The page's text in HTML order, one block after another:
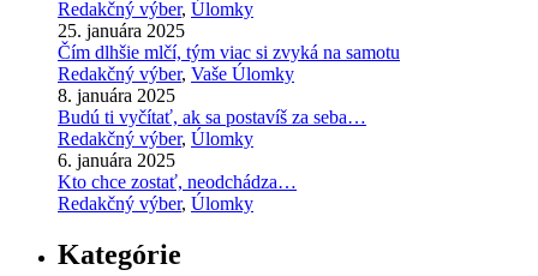
Redakčný výber, Úlomky
25. januára 2025
Čím dlhšie mlčí, tým viac si zvyká na samotu
Redakčný výber, Vaše Úlomky
8. januára 2025
Budú ti vyčítať, ak sa postavíš za seba…
Redakčný výber, Úlomky
6. januára 2025
Kto chce zostať, neodchádza…
Redakčný výber, Úlomky
Kategórie